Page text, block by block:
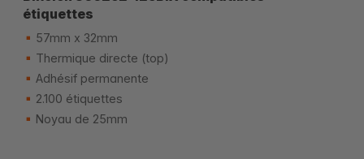
étiquettes
57mm x 32mm
Thermique directe (top)
Adhésif permanente
2.100 étiquettes
Noyau de 25mm